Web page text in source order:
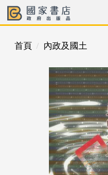
首頁 內政及國土